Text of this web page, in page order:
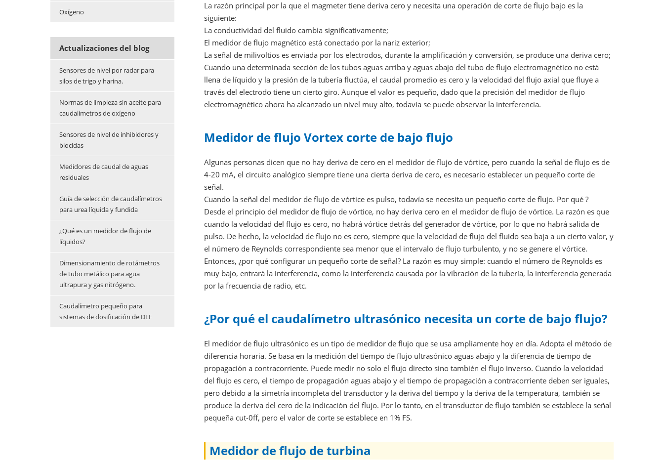
Oxígeno
Actualizaciones del blog
Sensores de nivel por radar para
silos de trigo y harina.
Normas de limpieza sin aceite para
caudalímetros de oxígeno
Sensores de nivel de inhibidores y
biocidas
Medidores de caudal de aguas
residuales
Guía de selección de caudalímetros
para urea líquida y fundida
¿Qué es un medidor de flujo de
líquidos?
Dimensionamiento de rotámetros
de tubo metálico para agua
ultrapura y gas nitrógeno.
Caudalímetro pequeño para
sistemas de dosificación de DEF
La razón principal por la que el magmeter tiene deriva cero y necesita una operación de corte de flujo bajo es la
siguiente:
La conductividad del fluido cambia significativamente;
El medidor de flujo magnético está conectado por la nariz exterior;
La señal de milivoltios es enviada por los electrodos, durante la amplificación y conversión, se produce una deriva cero;
Cuando una determinada sección de los tubos aguas arriba y aguas abajo del tubo de flujo electromagnético no está
llena de líquido y la presión de la tubería fluctúa, el caudal promedio es cero y la velocidad del flujo axial que fluye a
través del electrodo tiene un cierto giro. Aunque el valor es pequeño, dado que la precisión del medidor de flujo
electromagnético ahora ha alcanzado un nivel muy alto, todavía se puede observar la interferencia.
Medidor de flujo Vortex corte de bajo flujo
Algunas personas dicen que no hay deriva de cero en el medidor de flujo de vórtice, pero cuando la señal de flujo es de
4-20 mA, el circuito analógico siempre tiene una cierta deriva de cero, es necesario establecer un pequeño corte de
señal.
Cuando la señal del medidor de flujo de vórtice es pulso, todavía se necesita un pequeño corte de flujo. Por qué ?
Desde el principio del medidor de flujo de vórtice, no hay deriva cero en el medidor de flujo de vórtice. La razón es que
cuando la velocidad del flujo es cero, no habrá vórtice detrás del generador de vórtice, por lo que no habrá salida de
pulso. De hecho, la velocidad de flujo no es cero, siempre que la velocidad de flujo del fluido sea baja a un cierto valor, y
el número de Reynolds correspondiente sea menor que el intervalo de flujo turbulento, y no se genere el vórtice.
Entonces, ¿por qué configurar un pequeño corte de señal? La razón es muy simple: cuando el número de Reynolds es
muy bajo, entrará la interferencia, como la interferencia causada por la vibración de la tubería, la interferencia generada
por la frecuencia de radio, etc.
¿Por qué el caudalímetro ultrasónico necesita un corte de bajo flujo?
El medidor de flujo ultrasónico es un tipo de medidor de flujo que se usa ampliamente hoy en día. Adopta el método de
diferencia horaria. Se basa en la medición del tiempo de flujo ultrasónico aguas abajo y la diferencia de tiempo de
propagación a contracorriente. Puede medir no solo el flujo directo sino también el flujo inverso. Cuando la velocidad
del flujo es cero, el tiempo de propagación aguas abajo y el tiempo de propagación a contracorriente deben ser iguales,
pero debido a la simetría incompleta del transductor y la deriva del tiempo y la deriva de la temperatura, también se
produce la deriva del cero de la indicación del flujo. Por lo tanto, en el transductor de flujo también se establece la señal
pequeña cut-0ff, pero el valor de corte se establece en 1% FS.
Medidor de flujo de turbina